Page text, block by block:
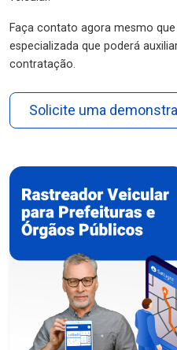
Faça contato agora mesmo
especializada que poderá
contratação.
Solicite uma